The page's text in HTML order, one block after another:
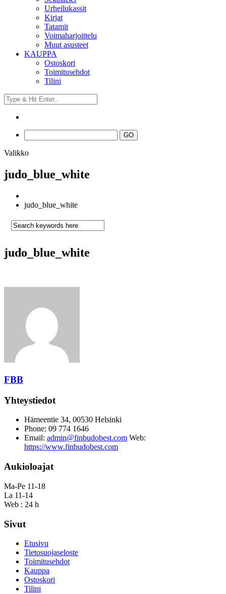
Urheilukassit
Kirjat
Tatamit
Voimaharjoittelu
Muut asusteet
KAUPPA
Ostoskori
Toimitusehdot
Tilini
Valikko
judo_blue_white
judo_blue_white
judo_blue_white
FBB
Yhteystiedot
Hämeentie 34, 00530 Helsinki
Phone: 09 774 1646
Email: admin@finbudobest.com Web:
https://www.finbudobest.com
Aukioloajat
Ma-Pe 11-18
La 11-14
Web : 24 h
Sivut
Etusivu
Tietosuojaseloste
Toimitusehdot
Kauppa
Ostoskori
Tilini